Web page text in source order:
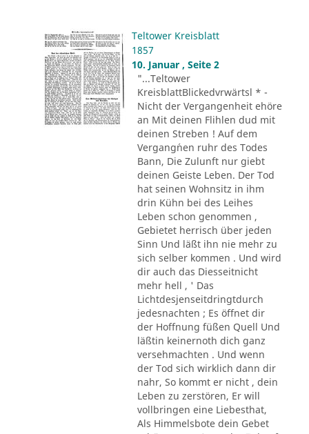
Teltower Kreisblatt
1857
10. Januar , Seite 2
"...Teltower
KreisblattBlickedvrwärtsl * -
Nicht der Vergangenheit ehöre
an Mit deinen Flihlen dud mit
deinen Streben ! Auf dem
Vergang´nen ruhr des Todes
Bann, Die Zulunft nur giebt
deinen Geiste Leben. Der Tod
hat seinen Wohnsitz in ihm
drin Kühn bei des Leihes
Leben schon genommen ,
Gebietet herrisch über jeden
Sinn Und läßt ihn nie mehr zu
sich selber kommen . Und wird
dir auch das Diesseitnicht
mehr hell , ' Das
Lichtdesjenseitdringtdurch
jedesnachten ; Es öffnet dir
der Hoffnung füßen Quell Und
läßtin keinernoth dich ganz
versehmachten . Und wenn
der Tod sich wirklich dann dir
nahr, So kommt er nicht , dein
Leben zu zerstören, Er will
vollbringen eine Liebesthat,
Als Himmelsbote dein Gebet